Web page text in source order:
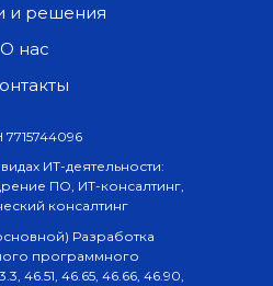
ИТ-деятельности:
ПО, ИТ-консалтинг,
консалтинг
Разработка
программного
46.51, 46.65, 46.66, 46.90,
О нас
и решения